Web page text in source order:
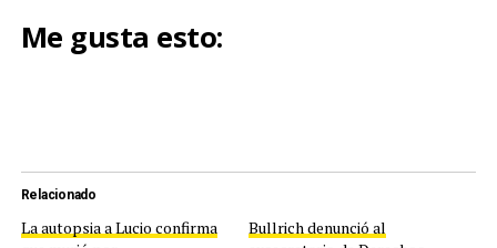
Me gusta esto:
Relacionado
La autopsia a Lucio confirma
Bullrich denunció al